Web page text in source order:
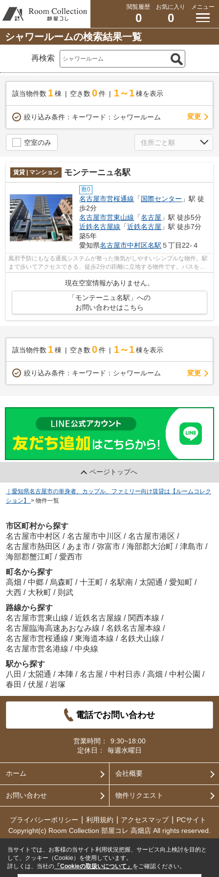
閲覧履歴
0
お気に入り
0
メニュー
シャワールームの検索結果一覧
再検索
該当物件数 1棟 空き数 0 件 1～1 棟を表示
絞り込み条件： キーワード：シャワールーム 変更
空室のみ
賃貸 | マンション モンテーニュ名駅
敷0
名古屋市営桜通線 「国際センター 」駅 徒
歩2分
名古屋市営東山線 「名古屋 」駅 徒歩5分
近鉄名古屋線 「近鉄名古屋 」駅 徒歩7分
築5年
愛知県名古屋市中村区名駅 ５丁目22-４
風邪予防にもなる通風システムが整った換気がしやすいシンプルな物件。駅
まで歩いてアクセスできる、徒歩2分の距離に立地する物件です。バスをよ
現在空室情報がありません。
「モンテーニュ名駅」への
お問い合わせはこちら
該当物件数 1棟 空き数 0 件 1～1 棟を表示
絞り込み条件： キーワード：シャワールーム 変更
ページトップへ
｜愛知県名古屋市の単身者、カップル、ファミリー向け賃貸は【ルームコレク
ション】
> 物件一覧
市区町村から探す
名古屋市中村区 / 名古屋市中川区 / 名古屋市港区 /
名古屋市熱田区 / あま市 / 弥富市 / 海部郡大治町 / 津島市 /
海部郡蟹江町 / 愛西市
町名から探す
高畑 / 中郷 / 烏森町 / 十王町 / 名駅南 / 太閤通 / 愛知町 /
大西 / 大秋町 / 則武
路線から探す
名古屋市営東山線 / 近鉄名古屋線 / 関西本線 /
名古屋臨海高速あおなみ線 / 名鉄名古屋本線 /
名古屋市営桜通線 / 東海道本線 / 名鉄犬山線 /
名古屋市営名港線 / 中央線
駅から探す
八田 / 太閤通 / 本陣 / 名古屋 / 中村日赤 / 高畑 / 中村公園 /
春田 / 伏屋 / 岩塚
電話でお問い合わせ
営業時間：
9:30~18:00
定休日：
毎週水曜日
ホーム 会社概要
お問い合わせ 物件リクエスト
プライバシーポリシー 利用規約 アクセスマップ
PCサイト
Copyright(c) Room Collection 部屋コレ 高畑店 All rights reserved.
当サイトでは、お客様の当サイト利用状況把握、サービス向上検討を目的と
して、クッキー（Cookie）を使用しています。
詳しくは、当社の 「Cookieの取扱いについて」 をご確認ください。